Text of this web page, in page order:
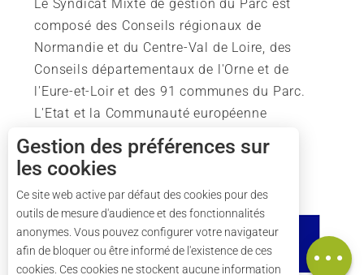
Ouvertures
Carte
Le Syndicat Mixte de gestion du Parc est
composé des Conseils régionaux de
Normandie et du Centre-Val de Loire, des
Conseils départementaux de l'Orne et de
l'Eure-et-Loir et des 91 communes du Parc.
L'Etat et la Communauté européenne
soutiennent également l'action du Parc.
Gestion des préférences sur
les cookies
Ce site web active par défaut des cookies pour des
outils de mesure d'audience et des fonctionnalités
anonymes. Vous pouvez configurer votre navigateur
afin de bloquer ou être informé de l'existence de ces
cookies. Ces cookies ne stockent aucune information